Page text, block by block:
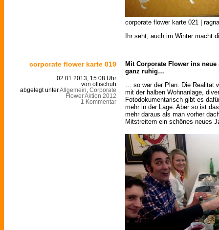
corporate flower karte 021 |
Ihr seht, auch im Winter macht
corporate flower karte 019
02.01.2013, 15:08 Uhr
von ollischuh
abgelegt unterAllgemein Corporate
Flower Aktion 2012
1 Kommentar
Mit Corporate Flower ins
ganz ruhig…
… so war der Plan. Die Realität
mit der halben Wohnanlage,
Fotodokumentarisch gibt es
mehr in der Lage. Aber so ist
mehr daraus als man vorher
Mitstreitern ein schönes neues